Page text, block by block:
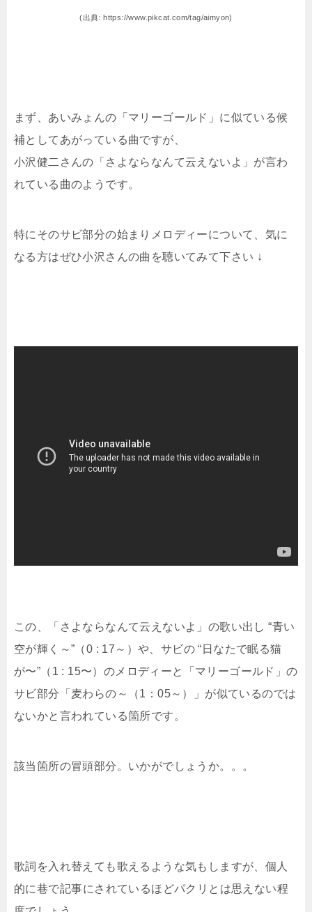
(出典: https://www.pikcat.com/tag/aimyon)
まず、あいみょんの「マリーゴールド」に似ている候
補としてあがっている曲ですが、
小沢健二さんの「さよならなんて云えないよ」が言わ
れている曲のようです。
特にそのサビ部分の始まりメロディーについて、気に
なる方はぜひ小沢さんの曲を聴いてみて下さい ↓
この、「さよならなんて云えないよ」の歌い出し “青い
空が輝く～”（0 : 17～）や、サビの “日なたで眠る猫
が〜”（1 : 15〜）のメロディーと「マリーゴールド」の
サビ部分「麦わらの～（1：05～）」が似ているのでは
ないかと言われている箇所です。
該当箇所の冒頭部分。いかがでしょうか。。。
歌詞を入れ替えても歌えるような気もしますが、個人
的に巷で記事にされているほどパクリとは思えない程